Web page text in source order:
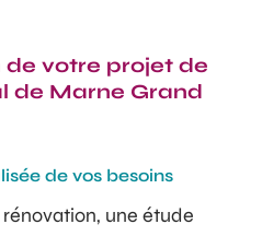
votre projet de
de Marne Grand
de vos besoins
une étude